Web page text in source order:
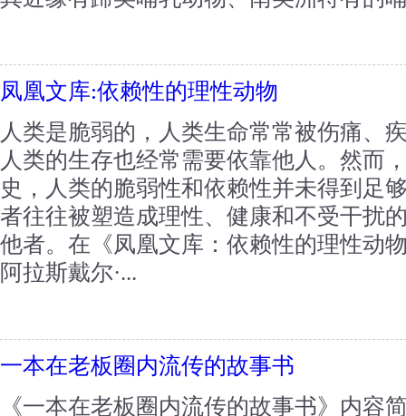
凤凰文库:依赖性的理性动物
人类是脆弱的，人类生命常常被伤痛、
人类的生存也经常需要依靠他人。然而
史，人类的脆弱性和依赖性并未得到足
者往往被塑造成理性、健康和不受干扰
他者。在《凤凰文库：依赖性的理性动
阿拉斯戴尔·...
一本在老板圈内流传的故事书
《一本在老板圈内流传的故事书》内容